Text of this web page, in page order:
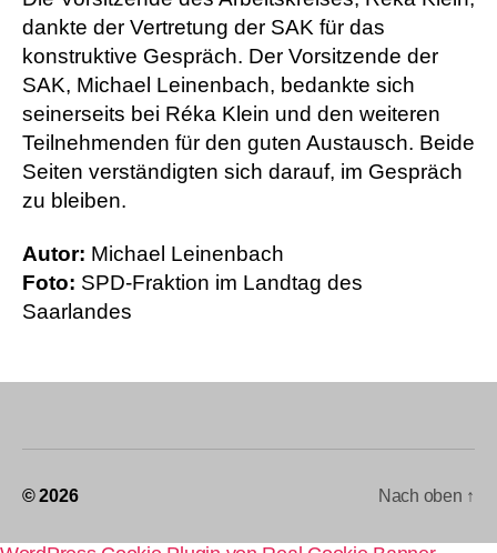
dankte der Vertretung der SAK für das
konstruktive Gespräch. Der Vorsitzende der
SAK, Michael Leinenbach, bedankte sich
seinerseits bei Réka Klein und den weiteren
Teilnehmenden für den guten Austausch. Beide
Seiten verständigten sich darauf, im Gespräch
zu bleiben.
Autor: Michael Leinenbach
Foto: SPD-Fraktion im Landtag des
Saarlandes
© 2026 Nach oben ↑